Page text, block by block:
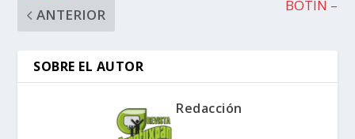
ANTERIOR
BOTIN –
SOBRE EL AUTOR
Redacción